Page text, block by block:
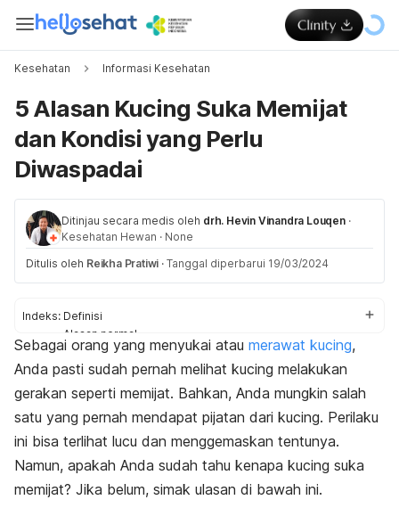
Kesehatan Informasi Kesehatan
5 Alasan Kucing Suka Memijat
dan Kondisi yang Perlu
Diwaspadai
Ditinjau secara medis oleh drh. Hevin Vinandra Louqen ·
Kesehatan Hewan · None
Ditulis oleh Reikha Pratiwi · Tanggal diperbarui 19/03/2024
Indeks: Definisi
Alasan normal
Alasan tidak normal
Sebagai orang yang menyukai atau merawat kucing,
Anda pasti sudah pernah melihat kucing melakukan
gerakan seperti memijat. Bahkan, Anda mungkin salah
satu yang pernah mendapat pijatan dari kucing. Perilaku
ini bisa terlihat lucu dan menggemaskan tentunya.
Namun, apakah Anda sudah tahu kenapa kucing suka
memijat? Jika belum, simak ulasan di bawah ini.